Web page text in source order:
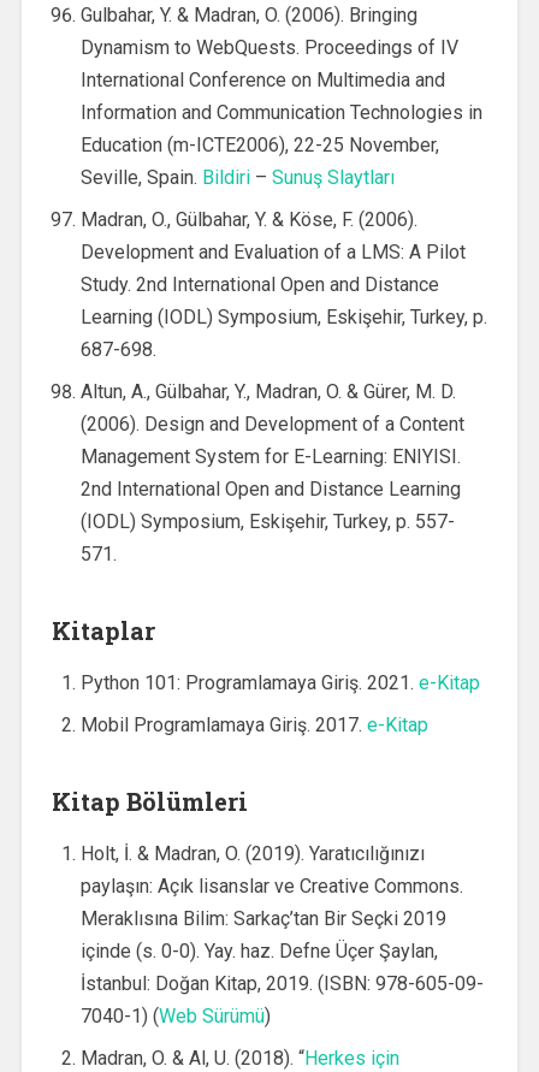
Gulbahar, Y. & Madran, O. (2006). Bringing
Dynamism to WebQuests. Proceedings of IV
International Conference on Multimedia and
Information and Communication Technologies in
Education (m-ICTE2006), 22-25 November,
Seville, Spain. Bildiri– Sunuş Slaytları
Madran, O., Gülbahar, Y. & Köse, F. (2006).
Development and Evaluation of a LMS: A Pilot
Study. 2nd International Open and Distance
Learning (IODL) Symposium, Eskişehir, Turkey, p.
687-698.
Altun, A., Gülbahar, Y., Madran, O. & Gürer, M. D.
(2006). Design and Development of a Content
Management System for E-Learning: ENIYISI.
2nd International Open and Distance Learning
(IODL) Symposium, Eskişehir, Turkey, p. 557-
571.
Kitaplar
Python 101: Programlamaya Giriş. 2021. e-Kitap
Mobil Programlamaya Giriş. 2017. e-Kitap
Kitap Bölümleri
Holt, İ. & Madran, O. (2019). Yaratıcılığınızı
paylaşın: Açık lisanslar ve Creative Commons.
Meraklısına Bilim: Sarkaç’tan Bir Seçki 2019
içinde (s. 0-0). Yay. haz. Defne Üçer Şaylan,
İstanbul: Doğan Kitap, 2019. (ISBN: 978-605-09-
7040-1) (Web Sürümü)
Madran, O. & Al, U. (2018). “Herkes için